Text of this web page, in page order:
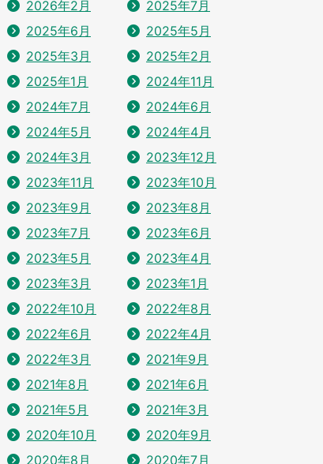
2026年2月
2025年7月
2025年6月
2025年5月
2025年3月
2025年2月
2025年1月
2024年11月
2024年7月
2024年6月
2024年5月
2024年4月
2024年3月
2023年12月
2023年11月
2023年10月
2023年9月
2023年8月
2023年7月
2023年6月
2023年5月
2023年4月
2023年3月
2023年1月
2022年10月
2022年8月
2022年6月
2022年4月
2022年3月
2021年9月
2021年8月
2021年6月
2021年5月
2021年3月
2020年10月
2020年9月
2020年8月
2020年7月